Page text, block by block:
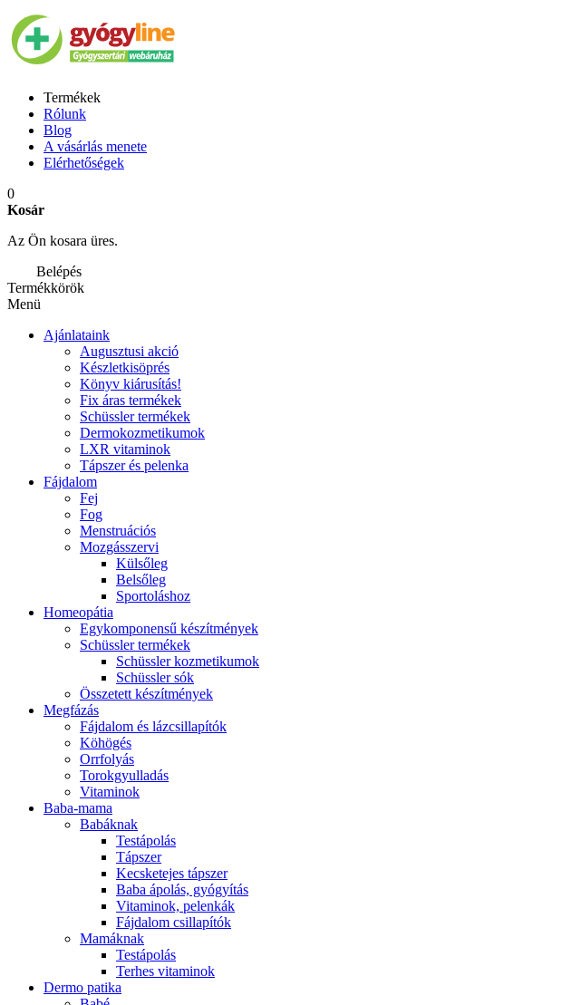
Termékek
Rólunk
Blog
A vásárlás menete
Elérhetőségek
0
Kosár
Az Ön kosara üres.
Belépés
Termékkörök
Menü
Ajánlataink
Augusztusi akció
Készletkisöprés
Könyv kiárusítás!
Fix áras termékek
Schüssler termékek
Dermokozmetikumok
LXR vitaminok
Tápszer és pelenka
Fájdalom
Fej
Fog
Menstruációs
Mozgásszervi
Külsőleg
Belsőleg
Sportoláshoz
Homeopátia
Egykomponensű készítmények
Schüssler termékek
Schüssler kozmetikumok
Schüssler sók
Összetett készítmények
Megfázás
Fájdalom és lázcsillapítók
Köhögés
Orrfolyás
Torokgyulladás
Vitaminok
Baba-mama
Babáknak
Testápolás
Tápszer
Kecsketejes tápszer
Baba ápolás, gyógyítás
Vitaminok, pelenkák
Fájdalom csillapítók
Mamáknak
Testápolás
Terhes vitaminok
Dermo patika